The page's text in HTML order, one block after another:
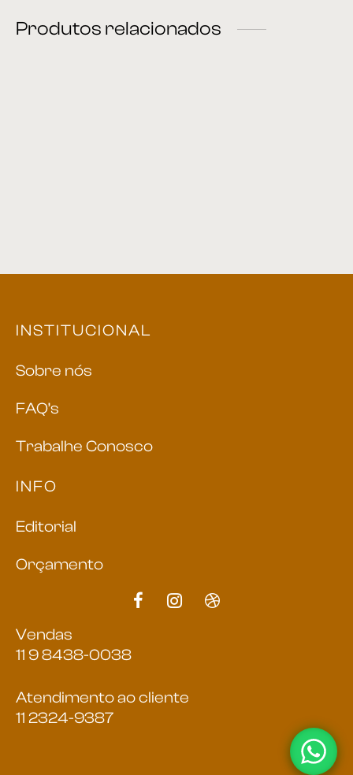
Produtos relacionados
INSTITUCIONAL
Sobre nós
FAQ’s
Trabalhe Conosco
INFO
Editorial
Orçamento
Vendas
11 9 8438-0038
Atendimento ao cliente
11 2324-9387